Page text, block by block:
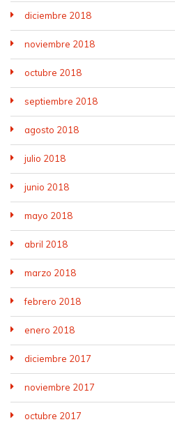
diciembre 2018
noviembre 2018
octubre 2018
septiembre 2018
agosto 2018
julio 2018
junio 2018
mayo 2018
abril 2018
marzo 2018
febrero 2018
enero 2018
diciembre 2017
noviembre 2017
octubre 2017